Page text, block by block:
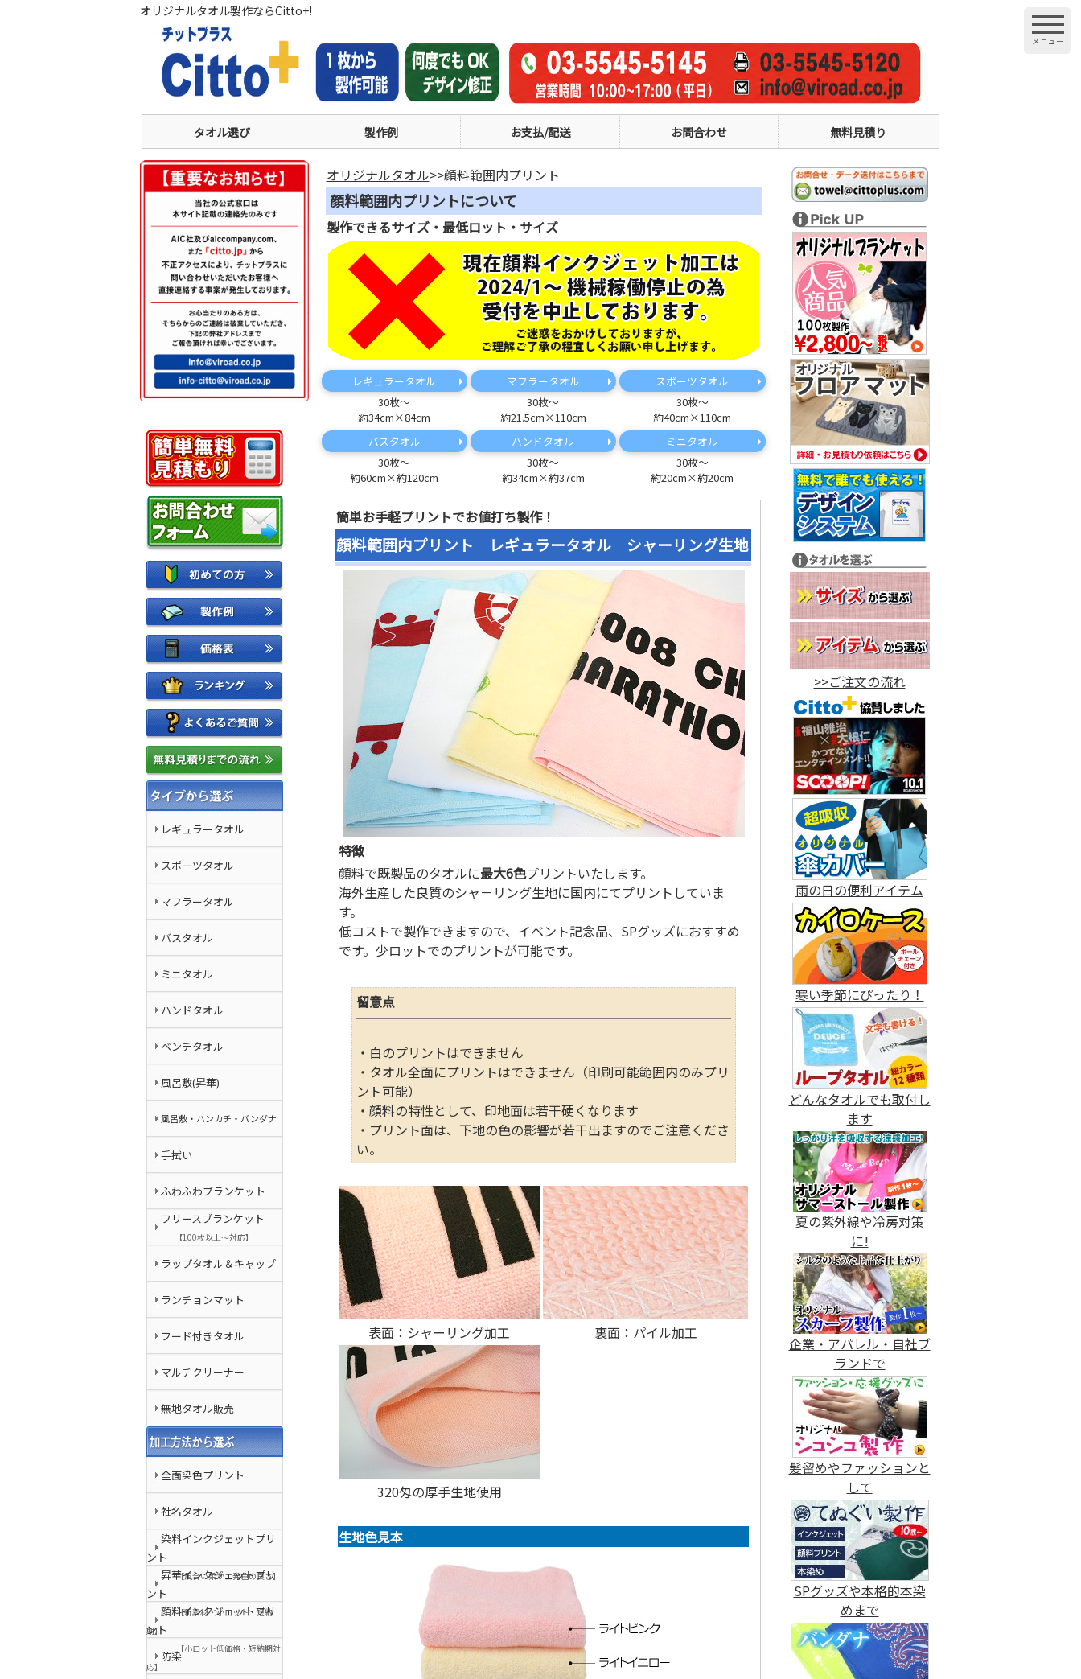
オリジナルタオル製作ならCitto+!
タオル選び 製作例 お支払/配送 お問合わせ 無料見積り
レギュラータオル
スポーツタオル
マフラータオル
バスタオル
ミニタオル
ハンドタオル
ベンチタオル
風呂敷(昇華)
風呂敷・ハンカチ・バンダナ
手拭い
ふわふわブランケット
フリースブランケット
【100枚以上～対応】
ラップタオル＆キャップ
ランチョンマット
フード付きタオル
マルチクリーナー
無地タオル販売
全面染色プリント
社名タオル
染料インクジェットプリ
ント
【風合い柔か、発色の良さ】
昇華インクジェットプリ
ント
【新素材・小ロット・短納
期】
顔料インクジェットプリ
ント
【小ロット低価格・短納期対
応】
防染
オリジナルタオル>>顔料範囲内プリント
顔料範囲内プリントについて
製作できるサイズ・最低ロット・サイズ
レギュラータオル
30枚～
約34cm×84cm
マフラータオル
30枚～
約21.5cm×110cm
スポーツタオル
30枚～
約40cm×110cm
バスタオル
30枚～
約60cm×約120cm
ハンドタオル
30枚～
約34cm×約37cm
ミニタオル
30枚～
約20cm×約20cm
簡単お手軽プリントでお値打ち製作！
顔料範囲内プリント レギュラータオル シャーリング生地
特徴
顔料で既製品のタオルに最大6色プリントいたします。
海外生産した良質のシャ－リング生地に国内にてプリントしていま
す。
低コストで製作できますので、イベント記念品、SPグッズにおすすめ
です。少ロットでのプリントが可能です。
留意点
・白のプリントはできません
・タオル全面にプリントはできません（印刷可能範囲内のみプリ
ント可能）
・顔料の特性として、印地面は若干硬くなります
・プリント面は、下地の色の影響が若干出ますのでご注意くださ
い。
表面：シャーリング加工 裏面：パイル加工
320匁の厚手生地使用
生地色見本
>>ご注文の流れ
雨の日の便利アイテム
寒い季節にぴったり！
どんなタオルでも取付し
ます
夏の紫外線や冷房対策
に!
企業・アパレル・自社ブ
ランドで
髪留めやファッションと
して
SPグッズや本格的本染
めまで